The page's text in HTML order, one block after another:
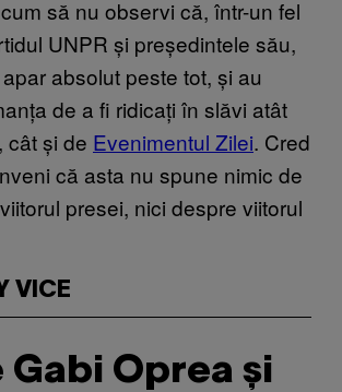
să nu observi că, într-un fel
UNPR și președintele său,
absolut peste tot, și au
de a fi ridicați în slăvi atât
, cât și de Evenimentul Zilei. Cred
că asta nu spune nimic de
presei, nici despre viitorul
VICE
Gabi Oprea și